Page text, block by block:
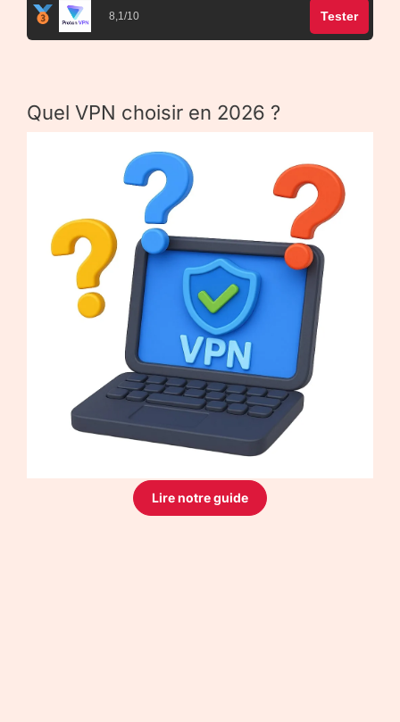
8,1/10 Tester
Quel VPN choisir en 2026 ?
Lire notre guide